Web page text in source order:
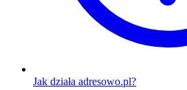
Jak działa adresowo.pl?